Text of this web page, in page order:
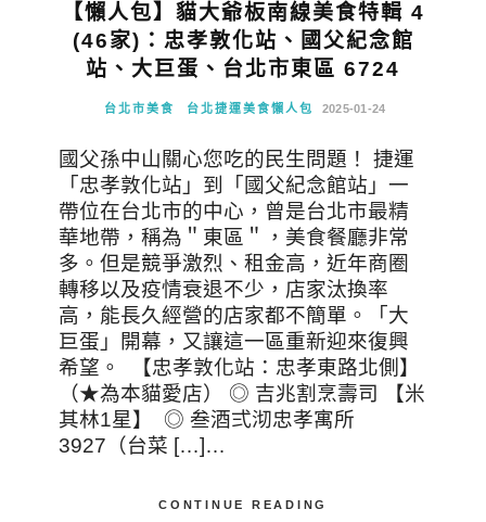
【懶人包】貓大爺板南線美食特輯 4
(46家)：忠孝敦化站、國父紀念館
站、大巨蛋、台北市東區 6724
台北市美食 台北捷運美食懶人包 2025-01-24
國父孫中山關心您吃的民生問題！ 捷運
「忠孝敦化站」到「國父紀念館站」一
帶位在台北市的中心，曾是台北市最精
華地帶，稱為＂東區＂，美食餐廳非常
多。但是競爭激烈、租金高，近年商圈
轉移以及疫情衰退不少，店家汰換率
高，能長久經營的店家都不簡單。「大
巨蛋」開幕，又讓這一區重新迎來復興
希望。 【忠孝敦化站：忠孝東路北側】
（★為本貓愛店） ◎ 吉兆割烹壽司 【米
其林1星】 ◎ 叁酒弍沏忠孝寓所
3927（台菜 […]…
CONTINUE READING